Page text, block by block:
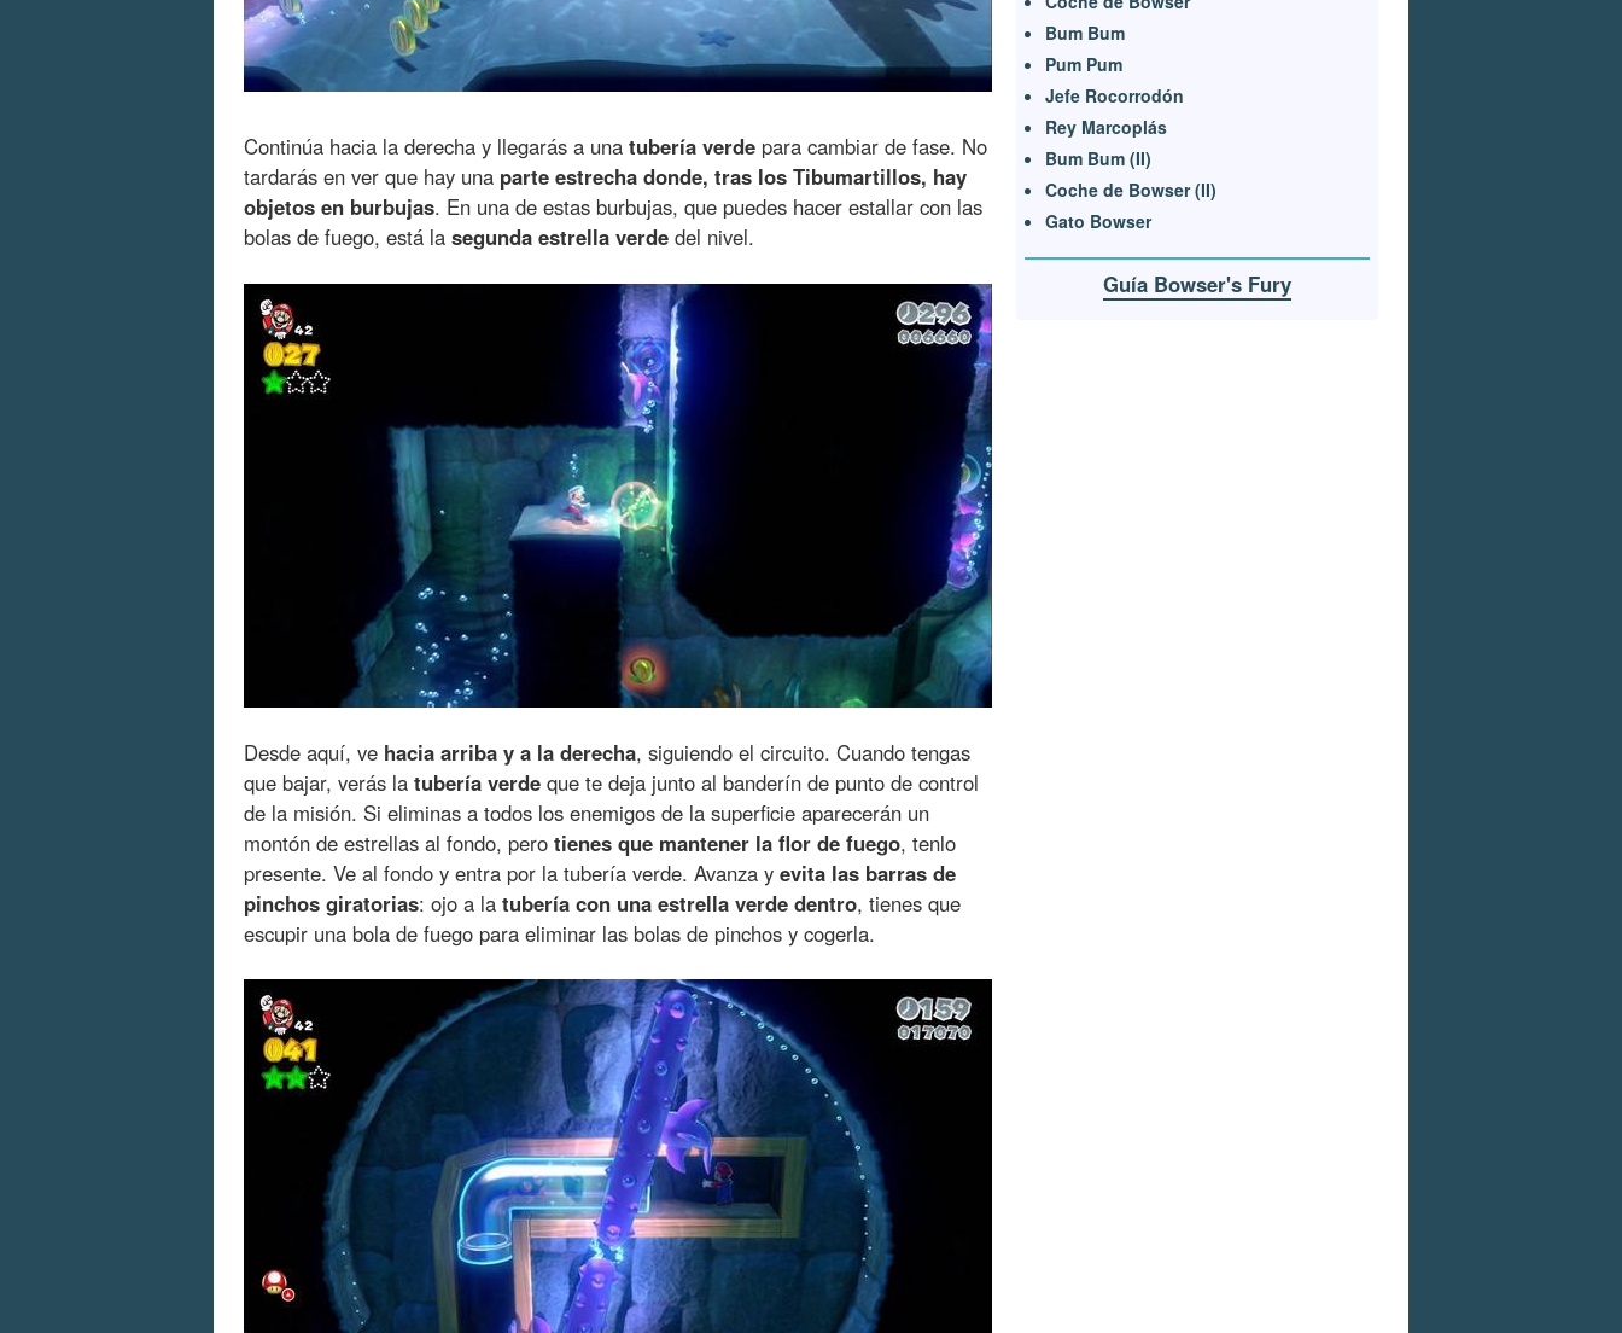
Continúa hacia la derecha y llegarás a una tubería verde para cambiar de fase. No
tardarás en ver que hay una parte estrecha donde, tras los Tibumartillos, hay
objetos en burbujas. En una de estas burbujas, que puedes hacer estallar con las
bolas de fuego, está la segunda estrella verde del nivel.
Desde aquí, ve hacia arriba y a la derecha, siguiendo el circuito. Cuando tengas
que bajar, verás la tubería verde que te deja junto al banderín de punto de control
de la misión. Si eliminas a todos los enemigos de la superficie aparecerán un
montón de estrellas al fondo, pero tienes que mantener la flor de fuego, tenlo
presente. Ve al fondo y entra por la tubería verde. Avanza y evita las barras de
pinchos giratorias: ojo a la tubería con una estrella verde dentro, tienes que
escupir una bola de fuego para eliminar las bolas de pinchos y cogerla.
Bum Bum
Pum Pum
Jefe Rocorrodón
Rey Marcoplás
Bum Bum (II)
Coche de Bowser (II)
Gato Bowser
Guía Bowser's Fury